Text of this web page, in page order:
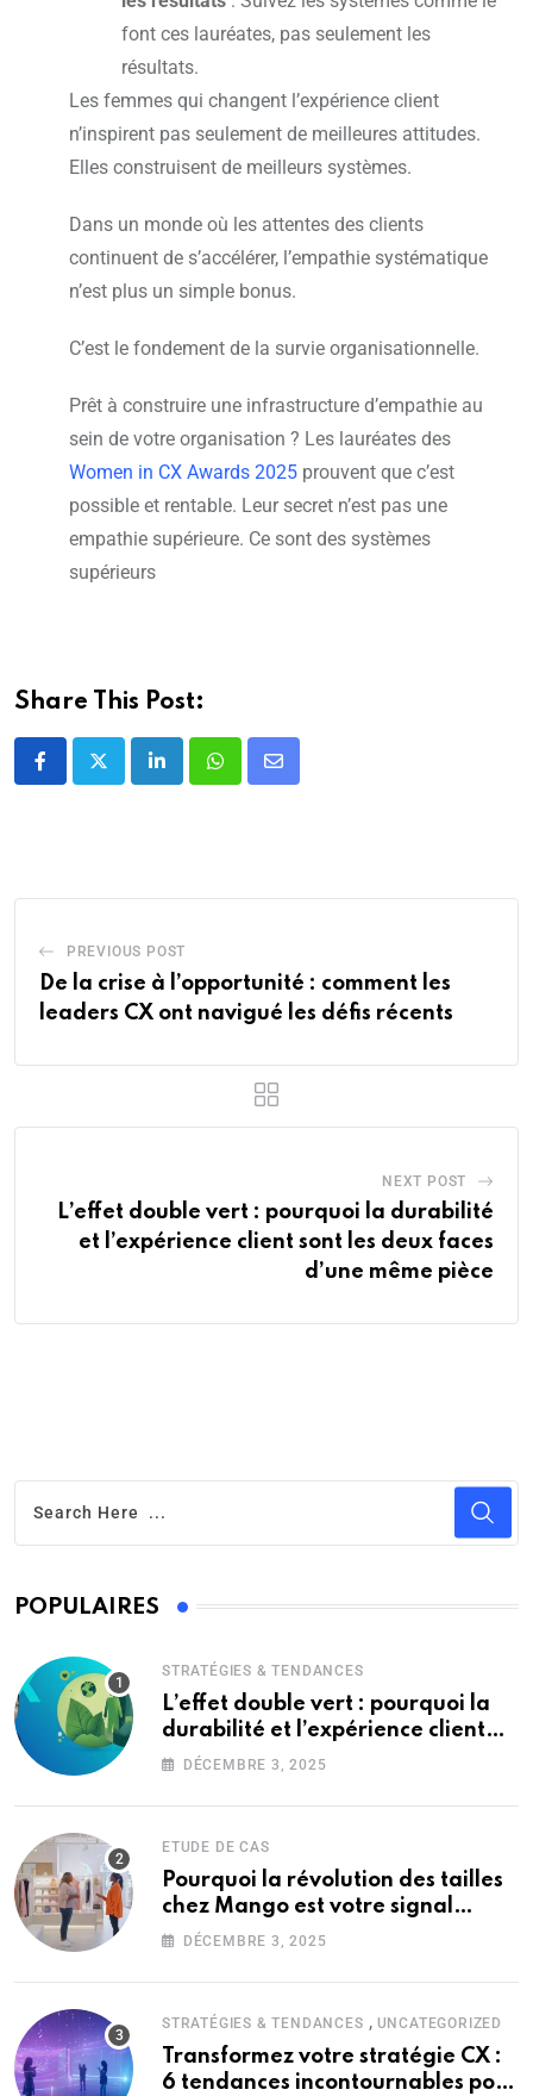
font ces lauréates, pas seulement les
résultats.
Les femmes qui changent l’expérience client
n’inspirent pas seulement de meilleures attitudes.
Elles construisent de meilleurs systèmes.
Dans un monde où les attentes des clients
continuent de s’accélérer, l’empathie systématique
n’est plus un simple bonus.
C’est le fondement de la survie organisationnelle.
Prêt à construire une infrastructure d’empathie au
sein de votre organisation ? Les lauréates des
Women in CX Awards 2025 prouvent que c’est
possible et rentable. Leur secret n’est pas une
empathie supérieure. Ce sont des systèmes
supérieurs
Share This Post:
PREVIOUS POST
De la crise à l’opportunité : comment les
leaders CX ont navigué les défis récents
NEXT POST
L’effet double vert : pourquoi la durabilité
et l’expérience client sont les deux faces
d’une même pièce
POPULAIRES
STRATÉGIES & TENDANCES
L’effet double vert : pourquoi la
durabilité et l’expérience client
sont les deux faces d’une même
DÉCEMBRE 3, 2025
ETUDE DE CAS
Pourquoi la révolution des tailles
chez Mango est votre signal
d’alarme CX (et ce que ça signifie
DÉCEMBRE 3, 2025
STRATÉGIES & TENDANCES , UNCATEGORIZED
Transformez votre stratégie CX :
6 tendances incontournables pour